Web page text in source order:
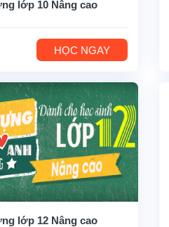
lớp 10 Nâng cao
HỌC NGAY
lớp 12 Nâng cao